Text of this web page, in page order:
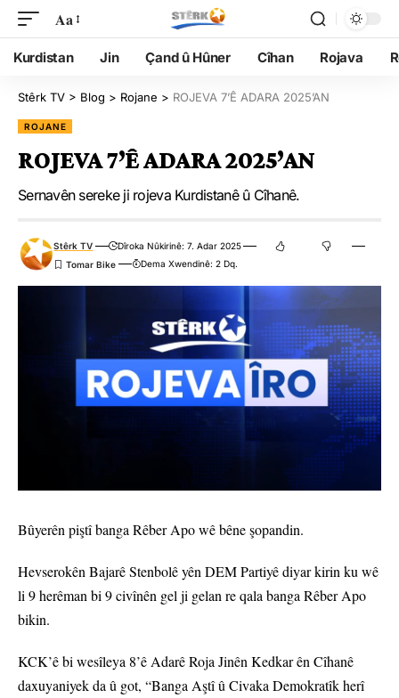
Aa
Kurdistan Jin Çand û Hûner Cîhan Rojava
Stêrk TV > Blog > Rojane > ROJEVA 7’Ê ADARA 2025’AN
ROJANE
ROJEVA 7’Ê ADARA 2025’AN
Sernavên sereke ji rojeva Kurdistanê û Cîhanê.
Stêrk TV
Dîroka Nûkirinê: 7. Adar 2025
Dema Xwendinê: 2 Dq.
Bûyerên piştî banga Rêber Apo wê bêne şopandin.
Hevserokên Bajarê Stenbolê yên DEM Partiyê diyar kirin ku wê
li 9 herêman bi 9 civînên gel ji gelan re qala banga Rêber Apo
bikin.
KCK’ê bi wesîleya 8’ê Adarê Roja Jinên Kedkar ên Cîhanê
daxuyaniyek da û got, “Banga Aştî û Civaka Demokratîk herî